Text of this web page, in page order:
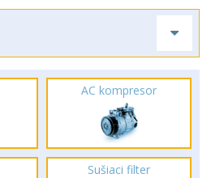
AC kompresor
Sušiaci filter